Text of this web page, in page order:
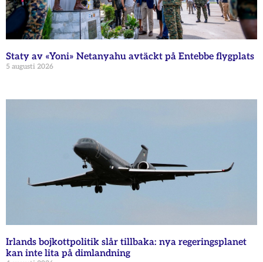
Staty av «Yoni» Netanyahu avtäckt på Entebbe flygplats
5 augusti 2026
Irlands bojkottpolitik slår tillbaka: nya regeringsplanet
kan inte lita på dimlandning